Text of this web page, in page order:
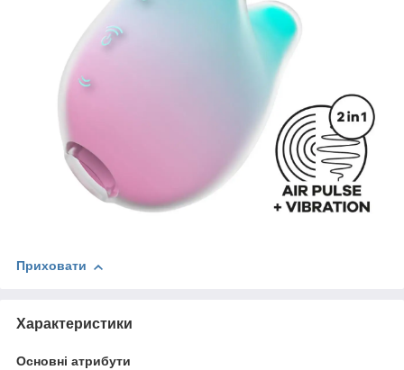
Приховати
Характеристики
Основні атрибути